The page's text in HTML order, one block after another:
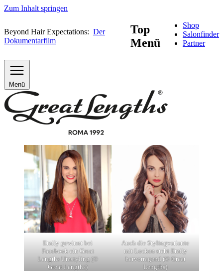
Zum Inhalt springen
Beyond Hair Expectations: Der
Dokumentarfilm
Top
Menü
Shop
Salonfinder
Partner
Menü
Emily gewinnt bei
Facebook ein Great
Lengths Umstyling (©
Great Lengths)
Auch die Stylingvariante
mit Locken steht Emily
hervorragend (© Great
Lengths)